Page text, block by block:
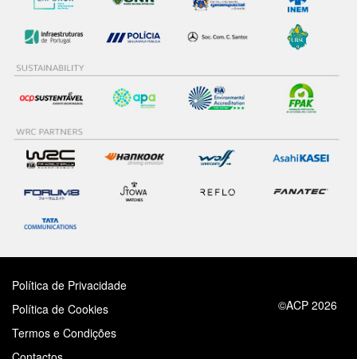
Política de Privacidade
Política de Cookies
Termos e Condições
©ACP 2026